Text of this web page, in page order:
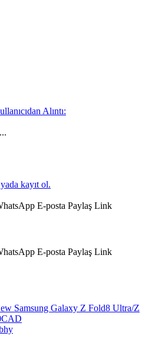
Alıntı:
kayıt ol.
E-posta Paylaş Link
E-posta Paylaş Link
Samsung Galaxy Z Fold8 Ultra/Z